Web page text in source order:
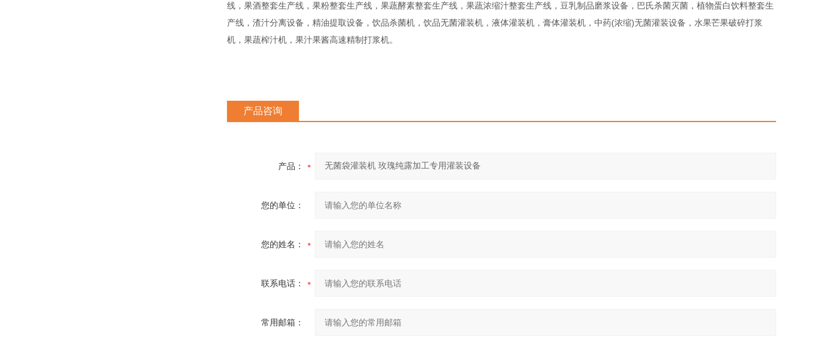
线，果酒整套生产线，果粉整套生产线，果蔬酵素整套生产线，果蔬浓缩汁整套生产线，豆乳制品磨浆设备，巴氏杀菌灭菌，植物蛋白饮料整套生
产线，渣汁分离设备，精油提取设备，饮品杀菌机，饮品无菌灌装机，液体灌装机，膏体灌装机，中药(浓缩)无菌灌装设备，水果芒果破碎打浆
机，果蔬榨汁机，果汁果酱高速精制打浆机。
产品咨询
产品：
您的单位：
您的姓名：
联系电话：
常用邮箱：